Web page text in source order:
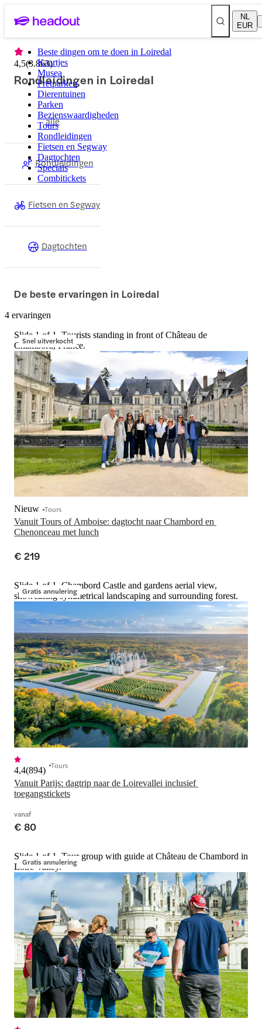
NL
EUR
Beste dingen om te doen in Loiredal
Kaartjes
Musea
Pretparken
Dierentuinen
Parken
Bezienswaardigheden
Tours
Rondleidingen
Fietsen en Segway
Dagtochten
Specials
Combitickets
4,5(3.863)
Rondleidingen in Loiredal
alle
Rondleidingen
Fietsen en Segway
Dagtochten
De beste ervaringen in Loiredal
4 ervaringen
Snel uitverkocht
Slide 1 of 1, Tourists standing in front of Château de
Chambord, France.
Vanuit Tours of Amboise: dagtocht naar Chambord en
Chenonceau met lunch
Nieuw Tours
€ 219
Gratis annulering
Slide 1 of 1, Chambord Castle and gardens aerial view,
showcasing symmetrical landscaping and surrounding forest.
Vanuit Parijs: dagtrip naar de Loirevallei inclusief
toegangstickets
4,4(894) Tours
vanaf
€ 80
Gratis annulering
Slide 1 of 1, Tour group with guide at Château de Chambord in
Loire Valley.